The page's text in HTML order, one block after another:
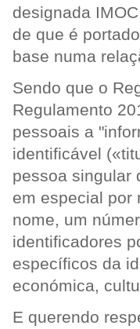
designada
de que é
base numa
Sendo que o
Regulamento
pessoais a
identificável
pessoa singular
em especial por
nome, um
identificadores
específicos da
económica,
E querendo